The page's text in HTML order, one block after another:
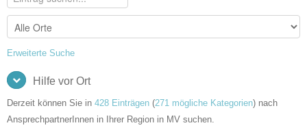
Erweiterte Suche
Hilfe vor Ort
Derzeit können Sie in 428 Einträgen (271 mögliche Kategorien) nach
AnsprechpartnerInnen in Ihrer Region in MV suchen.